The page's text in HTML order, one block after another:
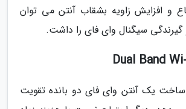
و افزایش زاویه بشقاب آنتن می توان
گیرندگی سیگنال وای فای را داشت.
Dual Band
یک آنتن وای فای دو بانده تقویت